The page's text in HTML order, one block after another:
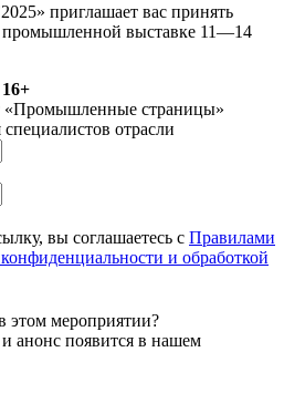
приглашает вас принять
промышленной выставке 11—14
«Промышленные страницы»
отрасли
вы соглашаетесь с Правилами
и обработкой
этом мероприятии?
анонс появится в нашем